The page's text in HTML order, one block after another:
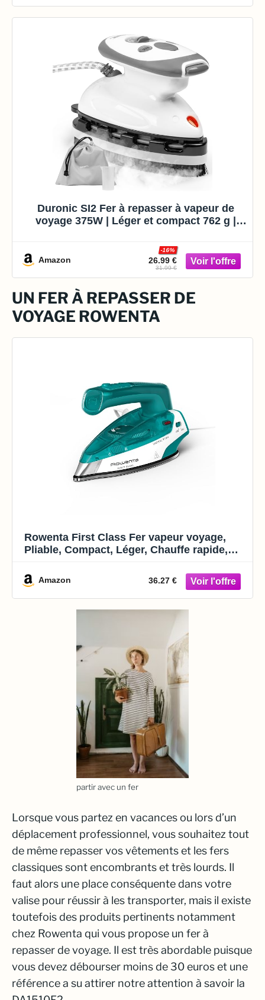
Duronic SI2 Fer à repasser à vapeur de
voyage 375W | Léger et compact 762 g |
Avec brosse et pochette de transport
Amazon 26.99 €
-16%
31.99 €
UN FER À REPASSER DE
VOYAGE ROWENTA
Rowenta First Class Fer vapeur voyage,
Pliable, Compact, Léger, Chauffe rapide,
Amazon 36.27 €
partir avec un fer
Lorsque vous partez en vacances ou lors d’un
déplacement professionnel, vous souhaitez tout
de même repasser vos vêtements et les fers
classiques sont encombrants et très lourds. Il
faut alors une place conséquente dans votre
valise pour réussir à les transporter, mais il existe
toutefois des produits pertinents notamment
chez Rowenta qui vous propose un fer à
repasser de voyage. Il est très abordable puisque
vous devez débourser moins de 30 euros et une
référence a su attirer notre attention à savoir la